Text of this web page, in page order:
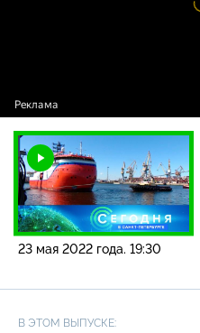
23 мая 2022 года. 19:30
В ЭТОМ ВЫПУСКЕ: